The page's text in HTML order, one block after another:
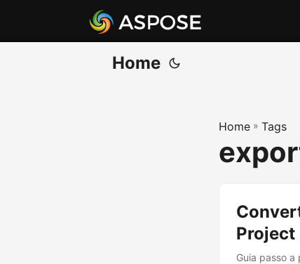
Home
Home » Tags
Project
Guia passo